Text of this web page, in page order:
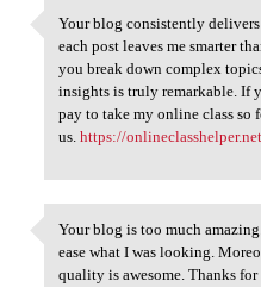
Your blog consistently
Your blog consistently
each post leaves me smarter
you break down complex
insights is truly remarkable. If
pay to take my online class so
us. https://
Your blog is too much
Your blog is too much
ease what I was looking.
quality is awesome. Thanks